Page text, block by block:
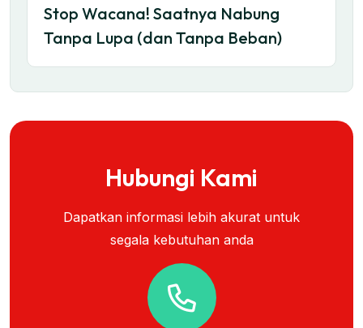
Stop Wacana! Saatnya Nabung
Tanpa Lupa (dan Tanpa Beban)
Hubungi Kami
Dapatkan informasi lebih akurat untuk
segala kebutuhan anda